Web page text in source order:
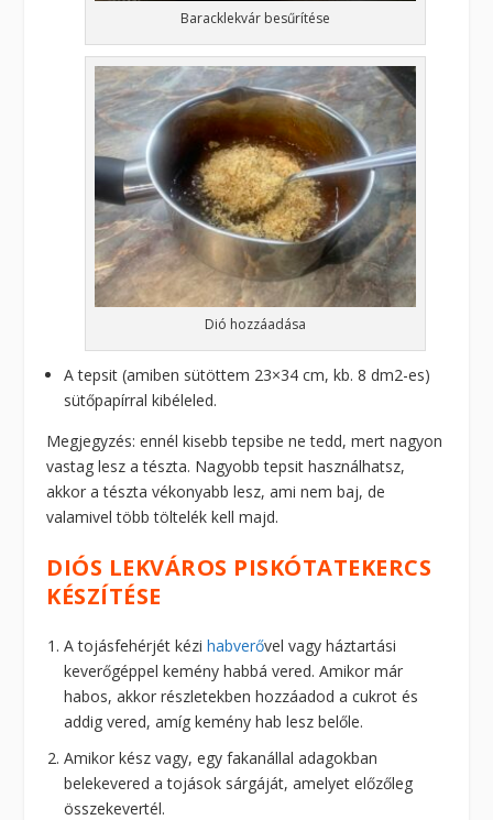
Baracklekvár besűrítése
Dió hozzáadása
A tepsit (amiben sütöttem 23×34 cm, kb. 8 dm2-es)
sütőpapírral kibéleled.
Megjegyzés: ennél kisebb tepsibe ne tedd, mert nagyon
vastag lesz a tészta. Nagyobb tepsit használhatsz,
akkor a tészta vékonyabb lesz, ami nem baj, de
valamivel több töltelék kell majd.
DIÓS LEKVÁROS PISKÓTATEKERCS
KÉSZÍTÉSE
A tojásfehérjét kézihabverővel vagy háztartási
keverőgéppel kemény habbá vered. Amikor már
habos, akkor részletekben hozzáadod a cukrot és
addig vered, amíg kemény hab lesz belőle.
Amikor kész vagy, egy fakanállal adagokban
belekevered a tojások sárgáját, amelyet előzőleg
összekevertél.